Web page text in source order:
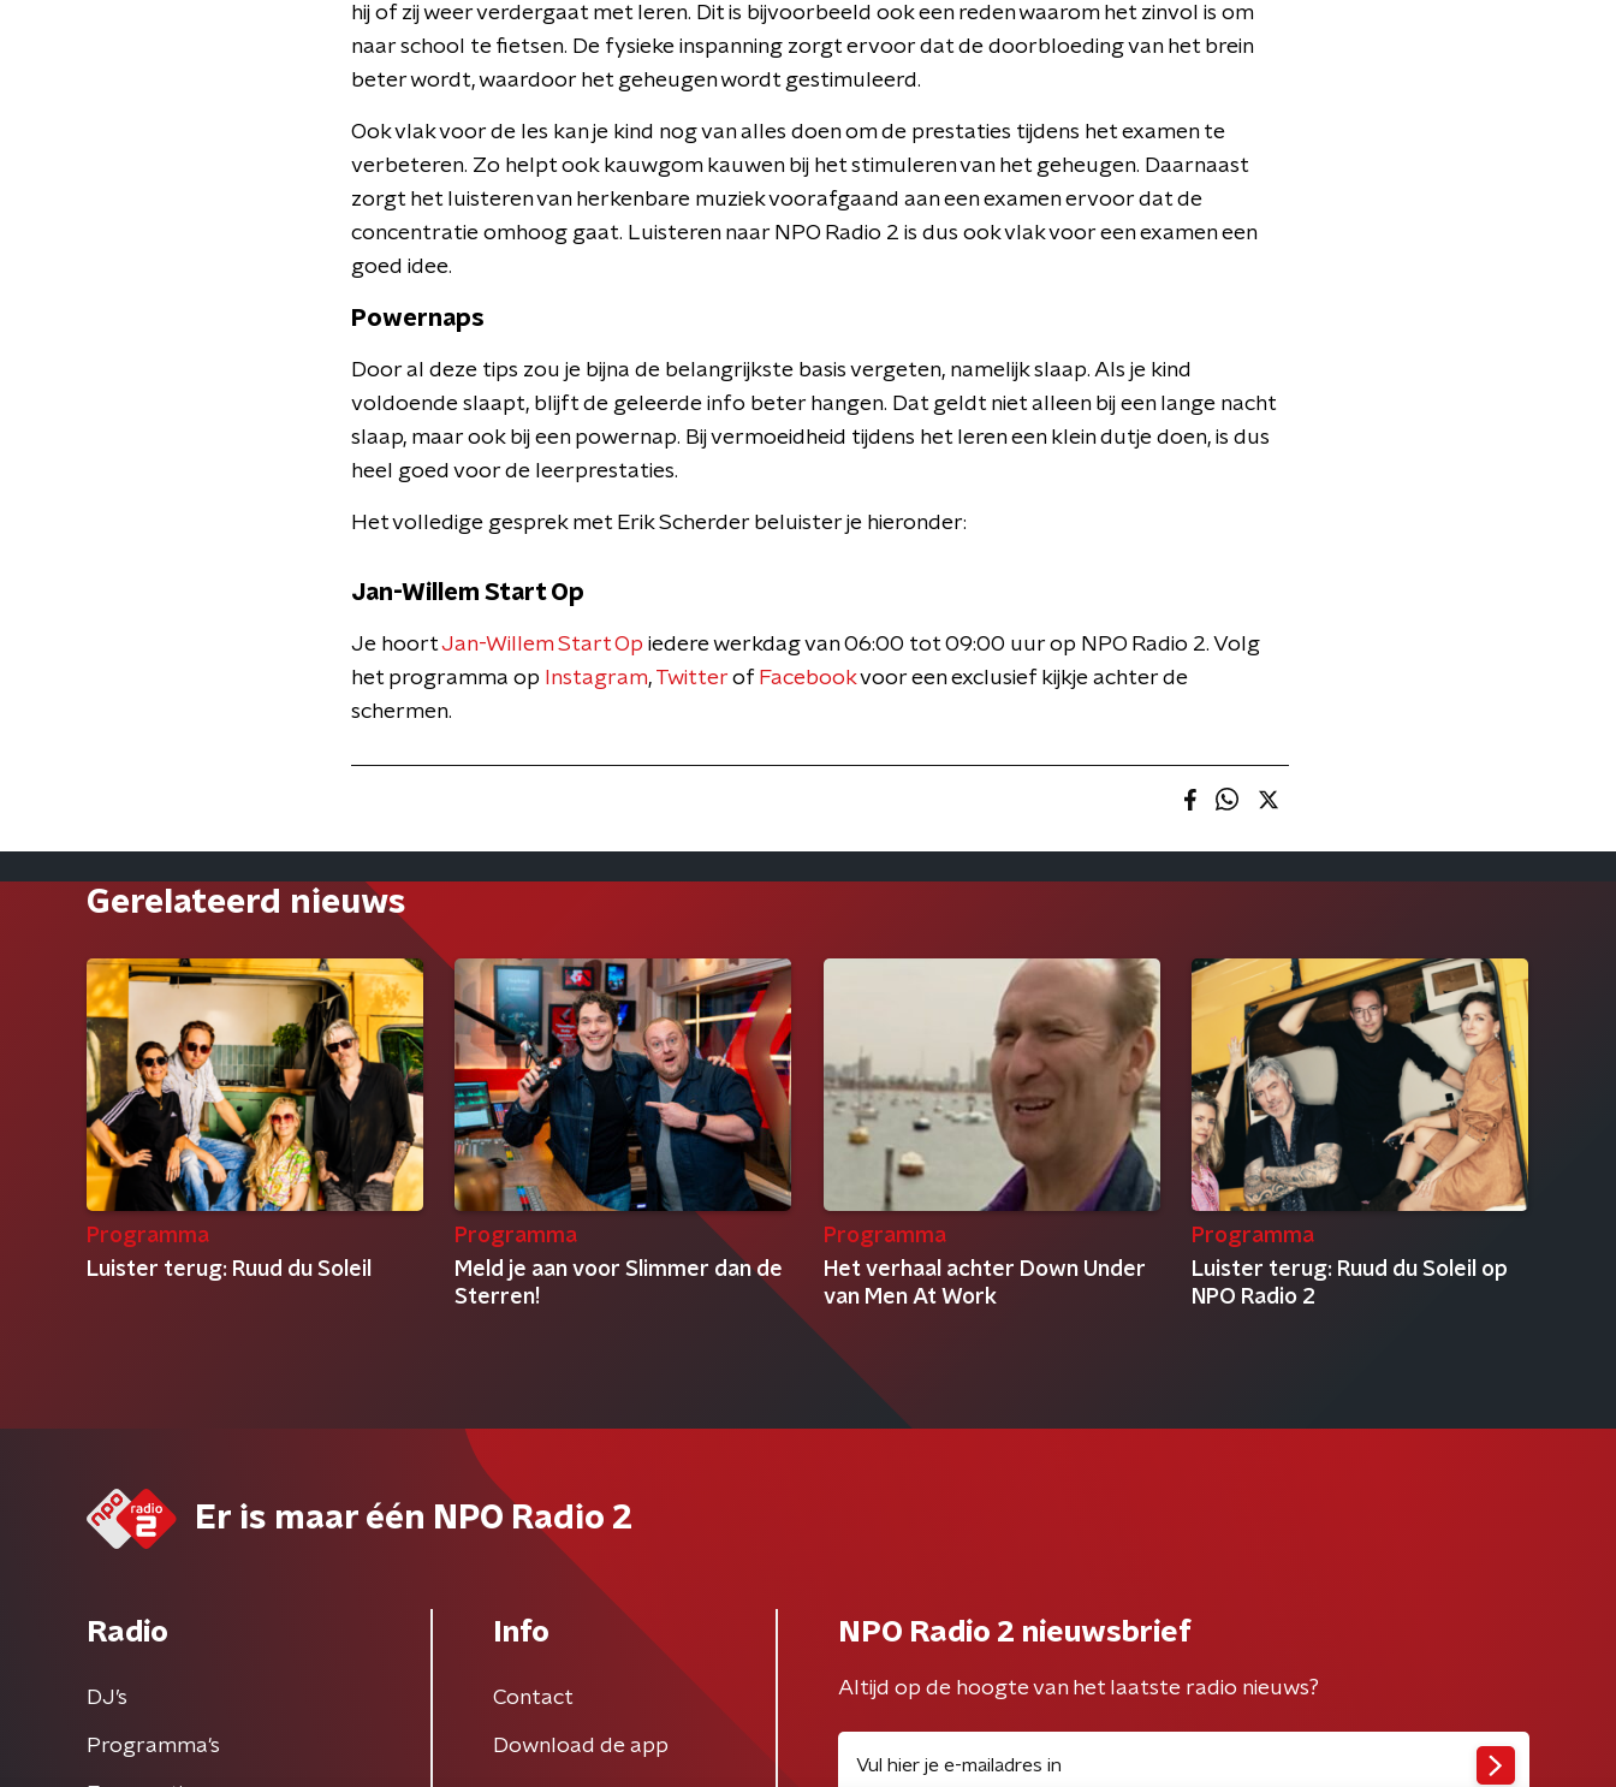
hij of zij weer verdergaat met leren. Dit is bijvoorbeeld ook een reden waarom het zinvol is om
naar school te fietsen. De fysieke inspanning zorgt ervoor dat de doorbloeding van het brein
beter wordt, waardoor het geheugen wordt gestimuleerd.
Ook vlak voor de les kan je kind nog van alles doen om de prestaties tijdens het examen te
verbeteren. Zo helpt ook kauwgom kauwen bij het stimuleren van het geheugen. Daarnaast
zorgt het luisteren van herkenbare muziek voorafgaand aan een examen ervoor dat de
concentratie omhoog gaat. Luisteren naar NPO Radio 2 is dus ook vlak voor een examen een
goed idee.
Powernaps
Door al deze tips zou je bijna de belangrijkste basis vergeten, namelijk slaap. Als je kind
voldoende slaapt, blijft de geleerde info beter hangen. Dat geldt niet alleen bij een lange nacht
slaap, maar ook bij een powernap. Bij vermoeidheid tijdens het leren een klein dutje doen, is dus
heel goed voor de leerprestaties.
Het volledige gesprek met Erik Scherder beluister je hieronder:
Jan-Willem Start Op
Je hoortJan-Willem Start Op iedere werkdag van 06:00 tot 09:00 uur op NPO Radio 2. Volg
het programma op
Instagram, Twitter of Facebookvoor een exclusief kijkje achter de
schermen.
Gerelateerd nieuws
Programma
Luister terug: Ruud du Soleil
Programma
Meld je aan voor Slimmer dan de
Sterren!
Programma
Het verhaal achter Down Under
van Men At Work
Programma
Luister terug: Ruud du Soleil op
NPO Radio 2
Er is maar één NPO Radio 2
Radio
DJ’s
Programma's
Info
Contact
Download de app
NPO Radio 2 nieuwsbrief
Altijd op de hoogte van het laatste radio nieuws?